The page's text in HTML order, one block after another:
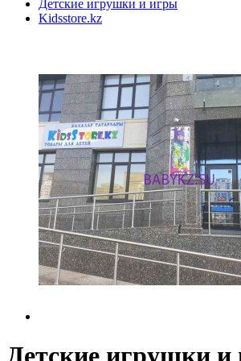
Детские игрушки и игры
Kidsstore.kz